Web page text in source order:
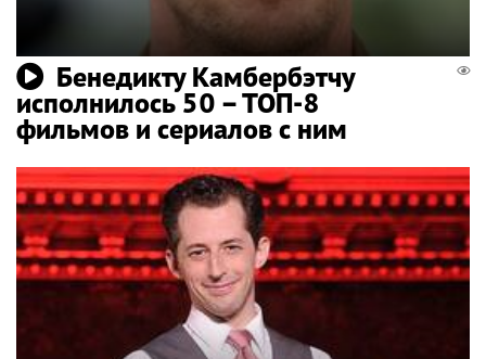
Бенедикту Камбербэтчу
исполнилось 50 – ТОП-8
фильмов и сериалов с ним